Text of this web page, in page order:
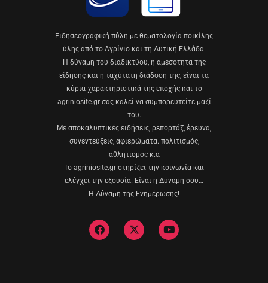
Eιδησεογραφική πύλη με θεματολογία ποικίλης
ύλης από το Αγρίνιο και τη Δυτική Ελλάδα.
Η δύναμη του διαδικτύου, η αμεσότητα της
είδησης και η ταχύτατη διάδοσή της, είναι τα
κύρια χαρακτηριστικά της εποχής και το
agriniosite.gr σας καλεί να συμπορευτείτε μαζί
του.
Με αποκαλυπτικές ειδήσεις, ρεπορτάζ, έρευνα,
συνεντεύξεις, αφιερώματα. πολιτισμός,
αθλητισμός κ.α
Το agriniosite.gr στηρίζει την κοινωνία και
ελέγχει την εξουσία. Είναι η Δύναμη σου…
Η Δύναμη της Ενημέρωσης!